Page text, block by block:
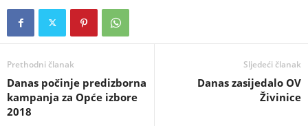
Prethodni članak
Danas počinje predizborna
kampanja za Opće izbore
2018
Sljedeći članak
Danas zasijedalo OV
Živinice